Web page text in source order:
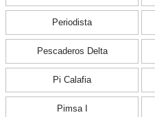
Periodista
Pescaderos Delta
Pi Calafia
Pimsa I